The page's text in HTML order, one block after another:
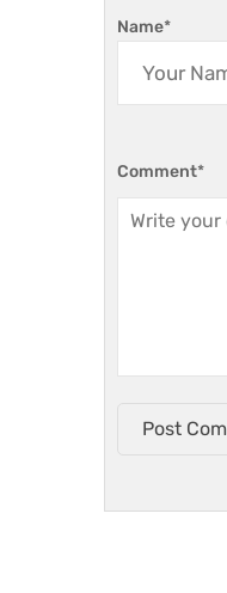
Name*
Comment*
Post